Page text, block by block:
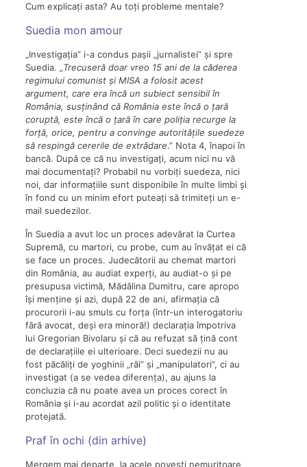
Cum explicați asta? Au toți probleme mentale?
Suedia mon amour
„Investigația” i-a condus pașii „jurnalistei” și spre
Suedia. „Trecuseră doar vreo 15 ani de la căderea
regimului comunist și MISA a folosit acest
argument, care era încă un subiect sensibil în
România, susținând că România este încă o țară
coruptă, este încă o țară în care poliția recurge la
forță, orice, pentru a convinge autoritățile suedeze
să respingă cererile de extrădare.” Nota 4, înapoi în
bancă. După ce că nu investigați, acum nici nu vă
mai documentați? Probabil nu vorbiți suedeza, nici
noi, dar informațiile sunt disponibile în multe limbi și
în fond cu un minim efort puteați să trimiteți un e-
mail suedezilor.
În Suedia a avut loc un proces adevărat la Curtea
Supremă, cu martori, cu probe, cum au învățat ei că
se face un proces. Judecătorii au chemat martori
din România, au audiat experți, au audiat-o și pe
presupusa victimă, Mădălina Dumitru, care apropo
își menține și azi, după 22 de ani, afirmația că
procurorii i-au smuls cu forța (într-un interogatoriu
fără avocat, deși era minoră!) declarația împotriva
lui Gregorian Bivolaru și că au refuzat să țină cont
de declarațiile ei ulterioare. Deci suedezii nu au
fost păcăliți de yoghinii „răi” și „manipulatori”, ci au
investigat (a se vedea diferența), au ajuns la
concluzia că nu poate avea un proces corect în
România și i-au acordat azil politic și o identitate
protejată.
Praf în ochi (din arhive)
Mergem mai departe, la acele povești nemuritoare